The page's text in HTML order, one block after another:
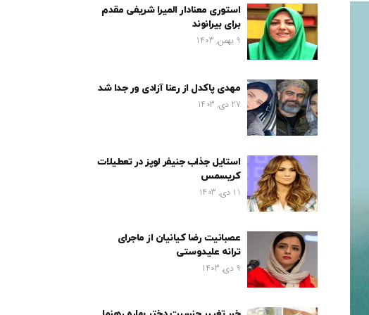
استوری معنادار المیرا شریفی مقدم
برای بیرانوند
9 بهمن, 1403
مهدی پاکدل از رعنا آزادی ور جدا شد
27 دی, 1403
استایل جذاب جنیفر لوپز در تعطیلات
کریسمس
11 دی, 1403
عصبانیت رضا کیانیان از ماجرای
ترانه علیدوستی
9 دی, 1403